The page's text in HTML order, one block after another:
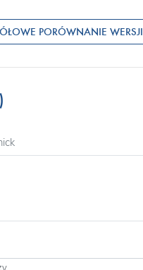
PORÓWNANIE WERSJI